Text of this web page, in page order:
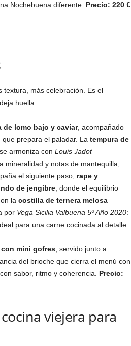
Nochebuena diferente. Precio: 220 €
textura, más celebración. Es el
huella.
de lomo bajo y caviar, acompañado
prepara el paladar. La tempura de
armoniza con Louis Jadot
y notas de mantequilla,
el siguiente paso, rape y
de jengibre, donde el equilibrio
la costilla de ternera melosa
por Vega Sicilia Valbuena 5º Año 2020:
para una carne cocinada al detalle.
mini gofres, servido junto a
del brioche que cierra el menú con
sabor, ritmo y coherencia. Precio:
viejera para